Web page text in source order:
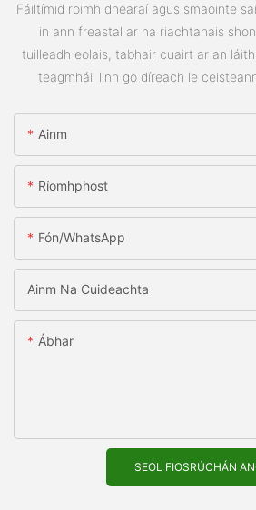
Fáiltímid roimh dhearaí agus smaointe
in ann freastal ar na riachtanais
tuilleadh eolais, tabhair cuairt ar an
teagmháil linn go díreach le
Ainm
Ríomhphost
Fón/WhatsApp
Ainm Na Cuideachta
Ábhar
SEOL FIOSRÚCHÁN